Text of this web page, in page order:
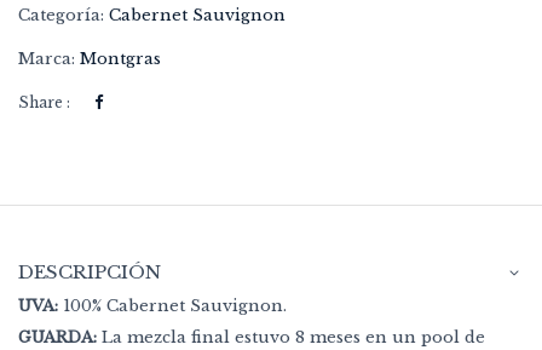
Categoría: Cabernet Sauvignon
Marca: Montgras
Share :
DESCRIPCIÓN
UVA: 100% Cabernet Sauvignon.
GUARDA: La mezcla final estuvo 8 meses en un pool de